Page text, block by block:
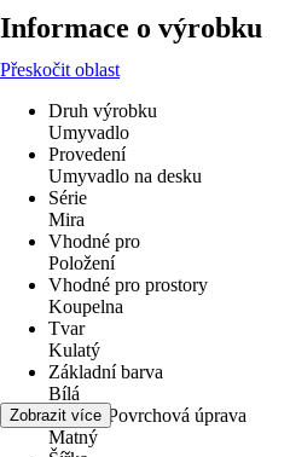
Informace o výrobku
Přeskočit oblast
Druh výrobku
Umyvadlo
Provedení
Umyvadlo na desku
Série
Mira
Vhodné pro
Položení
Vhodné pro prostory
Koupelna
Tvar
Kulatý
Základní barva
Bílá
Povrch/Povrchová úprava
Matný
Zobrazit více